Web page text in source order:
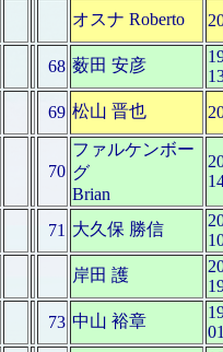
オスナ Roberto
68 薮田 安彦
69 松山 晋也
70
ファルケンボー
グ
Brian
71 大久保 勝信
岸田 護
73 中山 裕章